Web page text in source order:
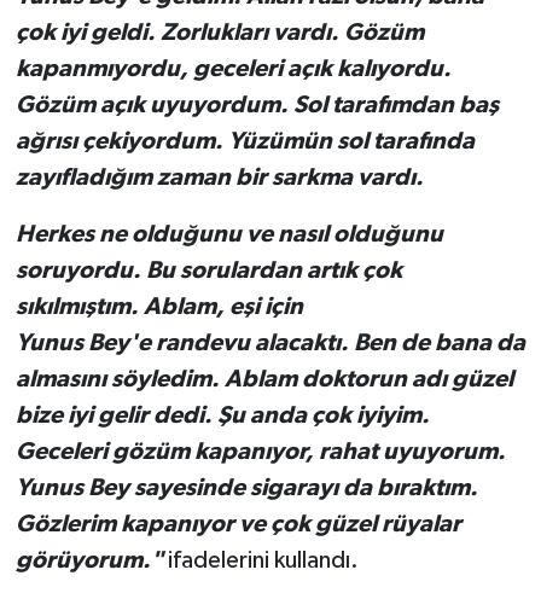
çok iyi geldi. Zorlukları vardı. Gözüm
kapanmıyordu, geceleri açık kalıyordu.
Gözüm açık uyuyordum. Sol tarafımdan baş
ağrısı çekiyordum. Yüzümün sol tarafında
zayıfladığım zaman bir sarkma vardı.
Herkes ne olduğunu ve nasıl olduğunu
soruyordu. Bu sorulardan artık çok
sıkılmıştım. Ablam, eşi için
YunusBey'erandevu alacaktı. Ben de bana da
almasını söyledim. Ablam doktorun adı güzel
bize iyi gelir dedi. Şu anda çok iyiyim.
Geceleri gözüm kapanıyor, rahat uyuyorum.
Yunus Bey sayesinde sigarayı da bıraktım.
Gözlerim kapanıyor ve çok güzel rüyalar
görüyorum."ifadelerini kullandı.